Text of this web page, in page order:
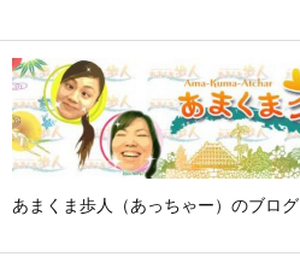
あまくま歩人（あっちゃー）のブログ